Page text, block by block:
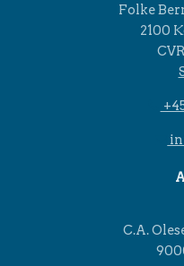
Folke
2100
C.A.